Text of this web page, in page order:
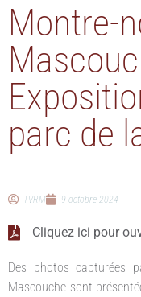
Montre-
parc de
TVRM 9 octobre 2024
Cliquez ici pour
Des photos capturées
Mascouche sont